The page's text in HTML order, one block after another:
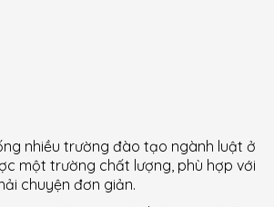
nhiều trường đào tạo ngành luật ở
một trường chất lượng, phù hợp với
chuyện đơn giản.